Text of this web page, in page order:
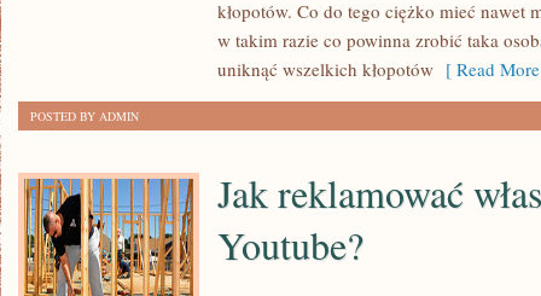
kłopotów. Co do tego ciężko mieć nawet
w takim razie co powinna zrobić taka
uniknąć wszelkich kłopotów [ Read
POSTED BY ADMIN
Jak reklamować
Youtube?